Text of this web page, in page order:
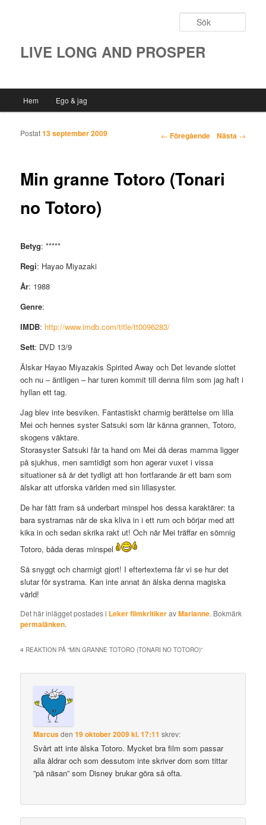
LIVE LONG AND PROSPER
Hoppa till huvudinnehåll
Hoppa till sekundärt innehåll
Hem Ego & jag
Inläggsnavigering ← Föregående Nästa →
Min granne Totoro (Tonari
no Totoro)
Postat13 september 2009
Betyg: *****
Regi: Hayao Miyazaki
År: 1988
Genre:
IMDB: http://www.imdb.com/title/tt0096283/
Sett: DVD 13/9
Älskar Hayao Miyazakis Spirited Away och Det levande slottet
och nu – äntligen – har turen kommit till denna film som jag haft i
hyllan ett tag.
Jag blev inte besviken. Fantastiskt charmig berättelse om lilla
Mei och hennes syster Satsuki som lär känna grannen, Totoro,
skogens väktare.
Storasyster Satsuki får ta hand om Mei då deras mamma ligger
på sjukhus, men samtidigt som hon agerar vuxet i vissa
situationer så är det tydligt att hon fortfarande är ett barn som
älskar att utforska världen med sin lillasyster.
De har fått fram så underbart minspel hos dessa karaktärer: ta
bara systrarnas när de ska kliva in i ett rum och börjar med att
kika in och sedan skrika rakt ut! Och när Mei träffar en sömnig
Totoro, båda deras minspel
Så snyggt och charmigt gjort! I eftertexterna får vi se hur det
slutar för systrarna. Kan inte annat än älska denna magiska
värld!
Det här inlägget postades i Leker filmkritikeravMarianne. Bokmärk
permalänken.
4 REAKTION PÅ “MIN GRANNE TOTORO (TONARI NO TOTORO)”
Marcusden19 oktober 2009 kl. 17:11 skrev:
Svårt att inte älska Totoro. Mycket bra film som passar
alla åldrar och som dessutom inte skriver dom som tittar
”på näsan” som Disney brukar göra så ofta.